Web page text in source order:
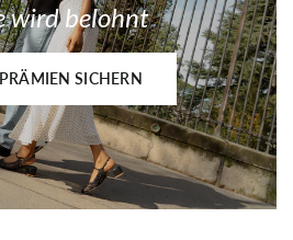
wird belohnt
SICHERN